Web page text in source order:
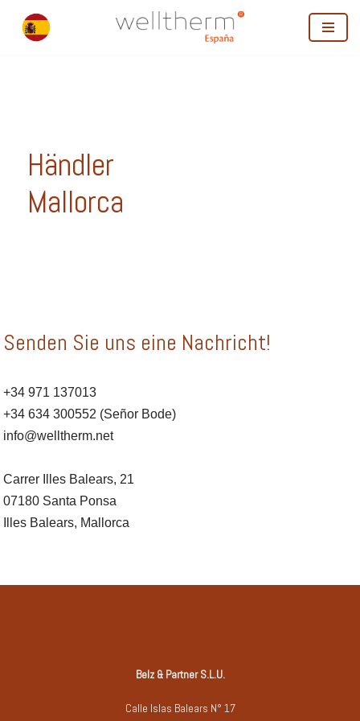
Zum
Händler
Mallorca
Senden Sie uns eine Nachricht!
+34 971 137013
+34 634 300552 (Señor Bode)
info@welltherm.net
Carrer Illes Balears, 21
07180 Santa Ponsa
Illes Balears, Mallorca
Belz & Partner S.L.U.
Calle Islas Balears N° 17